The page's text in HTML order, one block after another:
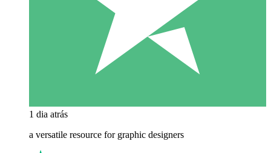
1 dia atrás
a versatile resource for graphic designers